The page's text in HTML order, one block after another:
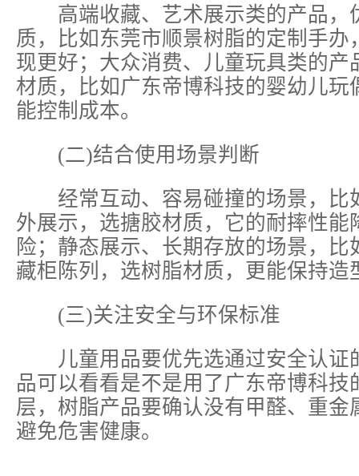
高端收藏、艺术展示类的产品，
质，比如东莞市顺景树脂的定制手办
现更好；大众消费、儿童玩具类的产
材质，比如广东帝博科技的婴幼儿玩
能控制成本。
(二)结合使用场景判断
经常互动、容易碰撞的场景，比
外展示，选搪胶材质，它的耐摔性能
险；静态展示、长期存放的场景，比
藏柜陈列，选树脂材质，更能保持造
(三)关注安全与环保标准
儿童用品要优先选通过安全认证
品可以看看是不是用了广东帝博科技
层，树脂产品要确认没有甲醛、重金
避免危害健康。